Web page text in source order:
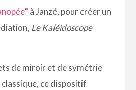
à Janzé, pour créer un
Le Kaléidoscope
de miroir et de symétrie
classique, ce dispositif